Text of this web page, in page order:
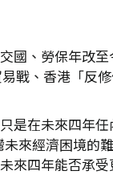
國、勞保年改
戰、香港「反
是在未來四年
來經濟困境的
來四年能否承受